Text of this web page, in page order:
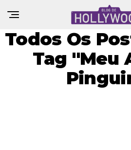
Todos Os
Tag "Meu